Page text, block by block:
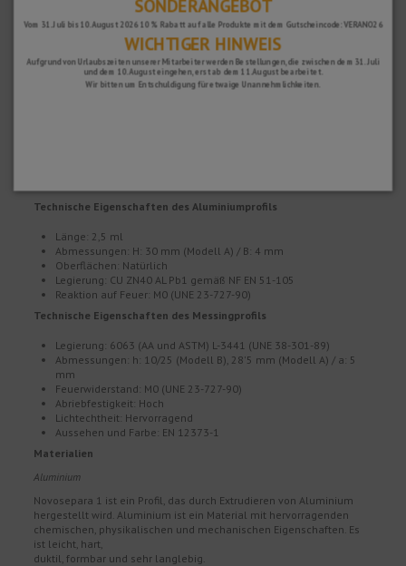
Technische Eigenschaften des Aluminiumprofils
Länge: 2,5 ml
Abmessungen: H: 30 mm (Modell A) / B: 4 mm
Oberflächen: Natürlich
Legierung: CU ZN40 AL Pb1 gemäß NF EN 51-105
Reaktion auf Feuer: M0 (UNE 23-727-90)
Technische Eigenschaften des Messingprofils
Legierung: 6063 (AA und ASTM) L-3441 (UNE 38-301-89)
Abmessungen: h: 10/25 (Modell B), 28'5 mm (Modell A) / a: 5
mm
Feuerwiderstand: M0 (UNE 23-727-90)
Abriebfestigkeit: Hoch
Lichtechtheit: Hervorragend
Aussehen und Farbe: EN 12373-1
Materialien
Aluminium
Novosepara 1 ist ein Profil, das durch Extrudieren von Aluminium
hergestellt wird. Aluminium ist ein Material mit hervorragenden
chemischen, physikalischen und mechanischen Eigenschaften. Es
ist leicht, hart,
duktil, formbar und sehr langlebig.
SONDERANGEBOT
Vom 31. Juli bis 10. August 2026 10 % Rabatt auf alle Produkte mit dem Gutscheincode: VERANO26
WICHTIGER HINWEIS
Aufgrund von Urlaubszeiten unserer Mitarbeiter werden Bestellungen, die zwischen dem 31. Juli
und dem 10. August eingehen, erst ab dem 11. August bearbeitet.
Wir bitten um Entschuldigung für etwaige Unannehmlichkeiten.